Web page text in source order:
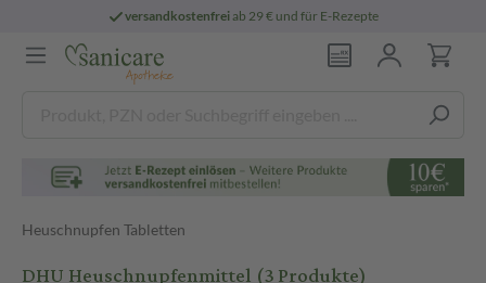
versandkostenfreiab 29 € und für E-Rezepte
Heuschnupfen Tabletten